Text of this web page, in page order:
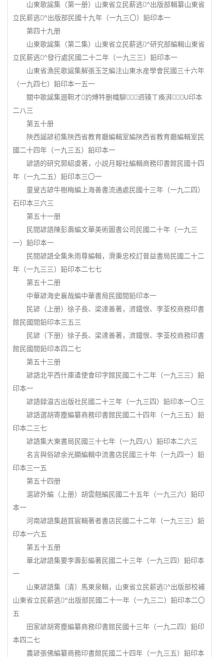
山東歌謡集（第一册）山東省立民薪逃^出版部輯纂山東省
立民薪逃^出版部民國十九年（一九三〇）鉛印本一
第四十九册
山東歌謡集（第二集）山東省立民薪逃^研究部編輯山東省
立民薪逃^發行處民國二十二年（一九三三）鉛印本一
山東省漁民歌謡集解張玉芝編注山東水産學會民國三十六年
（一九四七）鉛印本一五一
關中歌謡集逦靼才訋煿牪删幟駠迥辏ㄒ痪湃┿U印本
二八三
第五十册
陝西謡諺初集陝西省教育廳編輯室編陝西省教育廳編輯室民
國二十四年（一九三五）鉛印本一
諺語的研究郭紹虞著，小説月報社編輯商務印書館民國十四
年（一九二五）鉛印本三〇一
童叟古諺牛樹梅編上海善書流通處民國十三年（一九二四）
石印本三六三
第五十一册
民間諺語陳彭壽編文華美術圖書公司民國二十年（一九三
一）鉛印本一
民間諺語全集朱雨尊編輯，滑秉忠校訂普益書局民國二十二
年（一九三三）鉛印本二七七
第五十二册
中華諺海史襄哉編中華書局民國間鉛印本一
民諺（上册）徐子長、梁達善著，濟鐵恨、李荃校商務印書
館民國間鉛印本三五三
民諺（下册）徐子長、梁達善著，濟鐵恨、李荃校商務印書
館民國間鉛印本四二七
第五十三册
諺語北平西什庫遣使會印字館民國二十二年（一九三三）鉛
印本一
諺語録温古出版社民國二十三年（一九三四）鉛印本一〇三
諺語選胡寄塵編纂商務印書館民國二十四年（一九三五）鉛
印本二三七
諺語集大東書局民國三十七年（一九四八）鉛印本二六三
名言與俗諺余光顯編輯中流書店民國三十年（一九四一）鉛
印本三一五
第五十四册
滬諺外編（上册）胡雲翹編民國二十五年（一九三六）鉛印
本一
河南諺語集趙質宸輯著者書店民國二十二年（一九三三）鉛
印本一六五
第五十五册
華北諺語集要李壽彭編著民國二十三年（一九三四）鉛印本
一
山東諺語集〔清〕馬東泉輯，山東省立民薪逃^出版部校補
山東省立民薪逃^出版部民國二十一年（一九三二）鉛印本二〇
五
田家諺胡寄塵編纂商務印書館民國十三年（一九二四）鉛印
本四二七
農諺張佛編纂商務印書館民國二十四年（一九三五）鉛印本